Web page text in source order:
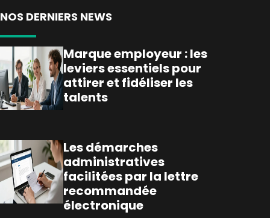
NOS DERNIERS NEWS
Marque employeur : les
leviers essentiels pour
attirer et fidéliser les
talents
Les démarches
administratives
facilitées par la lettre
recommandée
électronique